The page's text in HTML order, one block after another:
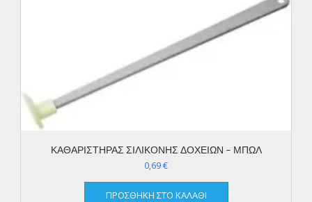
ΚΑΘΑΡΙΣΤΗΡΑΣ ΣΙΛΙΚΟΝΗΣ ΔΟΧΕΙΩΝ – ΜΠΩΛ
0,69€
ΠΡΟΣΘΉΚΗ ΣΤΟ ΚΑΛΆΘΙ